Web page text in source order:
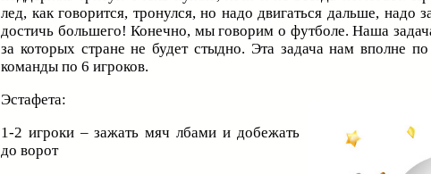
лед, как говорится, тронулся, но надо двигаться дальше, надо
достичь большего! Конечно, мы говорим о футболе. Наша
за которых стране не будет стыдно. Эта задача нам вполне
команды по 6 игроков.
Эстафета:
1-2 игроки – зажать мяч лбами и добежать
до ворот